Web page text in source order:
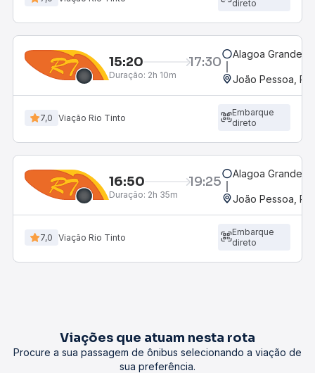
direto
15:20 17:30
Duração: 2h 10m
Alagoa Grande,
João Pessoa,
7,0 Viação Rio Tinto
Embarque
direto
16:50 19:25
Duração: 2h 35m
Alagoa Grande,
João Pessoa,
7,0 Viação Rio Tinto
Embarque
direto
Viações que atuam nesta rota
Procure a sua passagem de ônibus selecionando a viação de
sua preferência.